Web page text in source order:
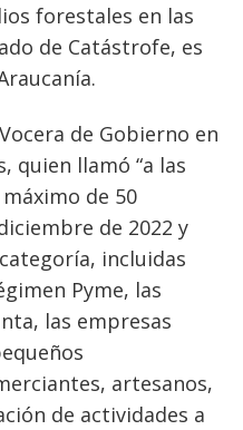
forestales en las
de Catástrofe, es
de Gobierno en
quien llamó “a las
de 50
de 2022 y
incluidas
Pyme, las
las empresas
artesanos,
de actividades a